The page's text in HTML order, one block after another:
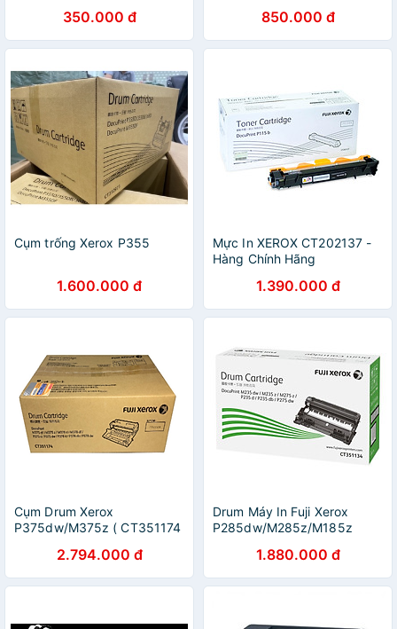
350.000 đ 850.000 đ
Cụm trống Xerox P355
1.600.000 đ
Mực In XEROX CT202137 -
Hàng Chính Hãng
1.390.000 đ
Cụm Drum Xerox
P375dw/M375z ( CT351174
chính hãng2.794.000 đ
Drum Máy In Fuji Xerox
P285dw/M285z/M185z
1.880.000 đ